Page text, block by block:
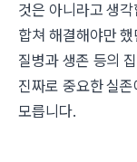
것은 아니라고 생
합쳐 해결해야만
질병과 생존 등의
진짜로 중요한 실
모릅니다.